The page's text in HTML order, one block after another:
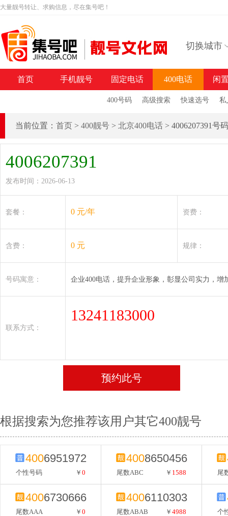
大量靓号转让、求购信息，尽在集号吧！
切换城市
首页 手机靓号 固定电话 400电话
400号码 高级搜索 快速选号 私
闲
当前位置： 首页 > 400靓号 > 北京400电话 > 4006207391号
4006207391
发布时间：2026-06-13
套餐： 0 元/年 资费：
含费： 0 元 规律：
号码寓意： 企业400电话，提升企业形象，彰显公司实力，增
联系方式：
13241183000
预约此号
根据搜索为您推荐该用户其它400靓号
4006951972
个性号码 ￥0
4008650456
尾数ABC ￥ 1588 尾
4006730666
尾数AAA ￥0
4006110303
尾数ABAB ￥4988 个